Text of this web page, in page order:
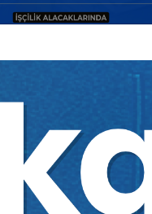
Tekrar İzle
2/6) İşçilik
Kıdem ve İhbar
İspatı ve